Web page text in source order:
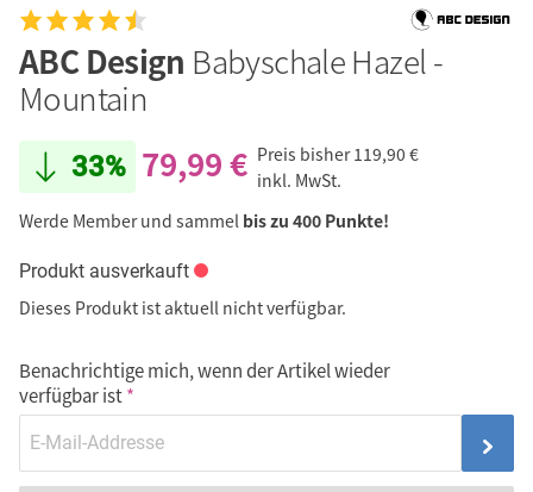
ABC Design Babyschale Hazel -
Mountain
33% 79,99 € Preis bisher 119,90 €
inkl. MwSt.
Werde Member und sammel bis zu 400 Punkte!
Produkt ausverkauft
Dieses Produkt ist aktuell nicht verfügbar.
Benachrichtige mich, wenn der Artikel wieder
verfügbar ist